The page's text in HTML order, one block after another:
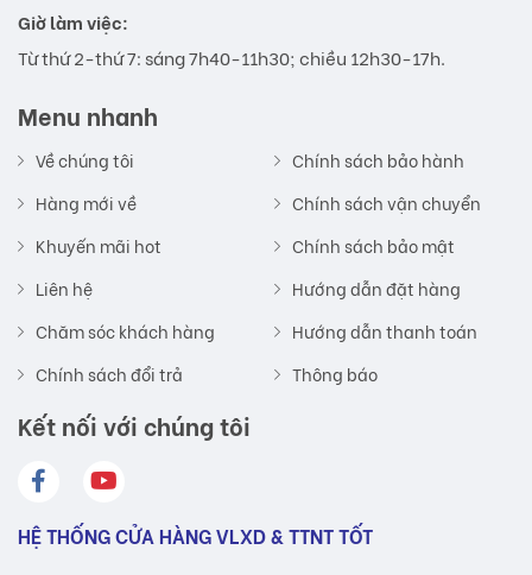
Giờ làm việc:
Từ thứ 2-thứ 7: sáng 7h40-11h30; chiều 12h30-17h.
Menu nhanh
Về chúng tôi
Hàng mới về
Khuyến mãi hot
Liên hệ
Chăm sóc khách hàng
Chính sách đổi trả
Chính sách bảo hành
Chính sách vận chuyển
Chính sách bảo mật
Hướng dẫn đặt hàng
Hướng dẫn thanh toán
Thông báo
Kết nối với chúng tôi
HỆ THỐNG CỬA HÀNG VLXD & TTNT TỐT